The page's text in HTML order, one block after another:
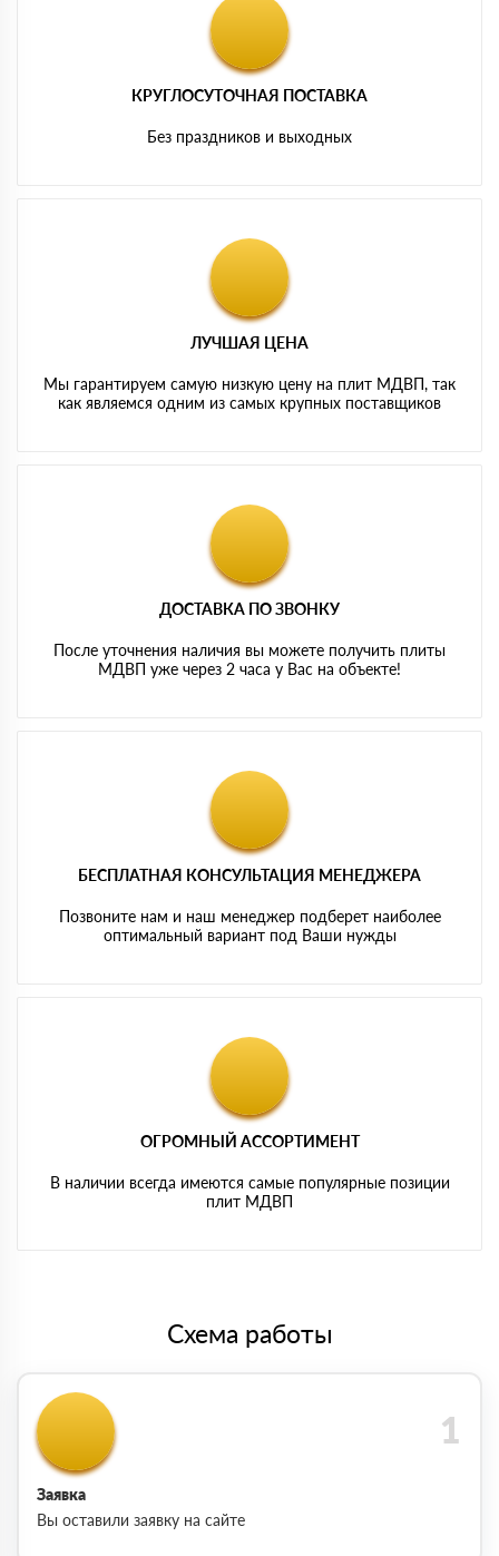
КРУГЛОСУТОЧНАЯ ПОСТАВКА
Без праздников и выходных
ЛУЧШАЯ ЦЕНА
Мы гарантируем самую низкую цену на плит МДВП, так
как являемся одним из самых крупных поставщиков
ДОСТАВКА ПО ЗВОНКУ
После уточнения наличия вы можете получить плиты
МДВП уже через 2 часа у Вас на объекте!
БЕСПЛАТНАЯ КОНСУЛЬТАЦИЯ МЕНЕДЖЕРА
Позвоните нам и наш менеджер подберет наиболее
оптимальный вариант под Ваши нужды
ОГРОМНЫЙ АССОРТИМЕНТ
В наличии всегда имеются самые популярные позиции
плит МДВП
Схема работы
Заявка
Вы оставили заявку на сайте